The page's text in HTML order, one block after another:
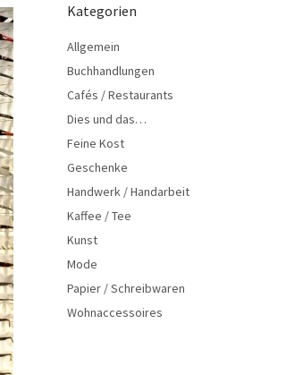
Kategorien
Allgemein
Buchhandlungen
Cafés / Restaurants
Dies und das…
Feine Kost
Geschenke
Handwerk / Handarbeit
Kaffee / Tee
Kunst
Mode
Papier / Schreibwaren
Wohnaccessoires